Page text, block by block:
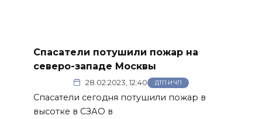
Спасатели потушили пожар на
северо-западе Москвы
28.02.2023, 12:40 ДТП И ЧП
Спасатели сегодня потушили пожар в
высотке в СЗАО в